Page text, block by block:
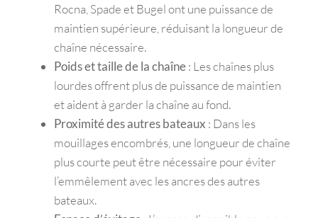
Rocna, Spade et Bugel ont une puissance de
maintien supérieure, réduisant la longueur de
chaîne nécessaire.
Poids et taille de la chaîne: Les chaînes plus
lourdes offrent plus de puissance de maintien
et aident à garder la chaîne au fond.
Proximité des autres bateaux : Dans les
mouillages encombrés, une longueur de chaîne
plus courte peut être nécessaire pour éviter
l’emmêlement avec les ancres des autres
bateaux.